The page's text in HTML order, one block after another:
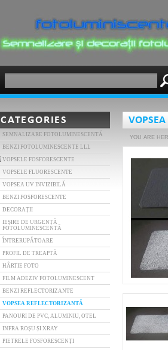
CATEGORIES
SEMNALIZARE FOTOLUMINESCENTĂ
BENZI FOTOLUMINESCENTE LLL
VOPSELE FOSFORESCENTE
VOPSELE FLUORESCENTE
VOPSEA UV INVIZIBILĂ
BENZI FOSFORESCENTE
DECORAȚII
IEȘIRE DE URGENȚĂ
FOTOLUMINESCENTĂ
ÎNTRERUPĂTOARE
PROFIL DE TREAPTĂ
HÂRTIE FOTO
FILM ADEZIV FOTOLUMINESCENT
BENZI REFLECTORIZANTE
VOPSEA REFLECTORIZANTĂ
PANOURI DE PVC, ALUMINIU, OTEL
INFRA ROȘU ȘI XRAY
PIETRELE FOSFORESCENȚI
VOPSEA
YOU ARE